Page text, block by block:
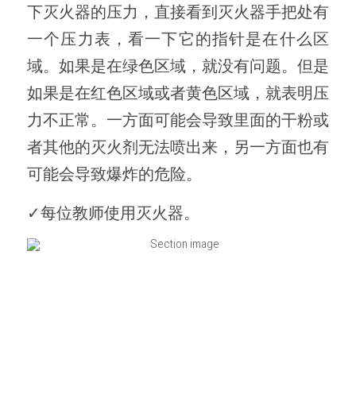
下灭火器的压力，直接看到灭火器手把处有
一个压力表，看一下它的指针是在什么区
域。如果是在绿色区域，就没有问题。但是
如果是在红色区域或者黄色区域，就表明压
力不正常。一方面可能会导致里面的干粉或
者其他的灭火剂无法喷出来，另一方面也有
可能会导致爆炸的危险。
✓每位教师使用灭火器。